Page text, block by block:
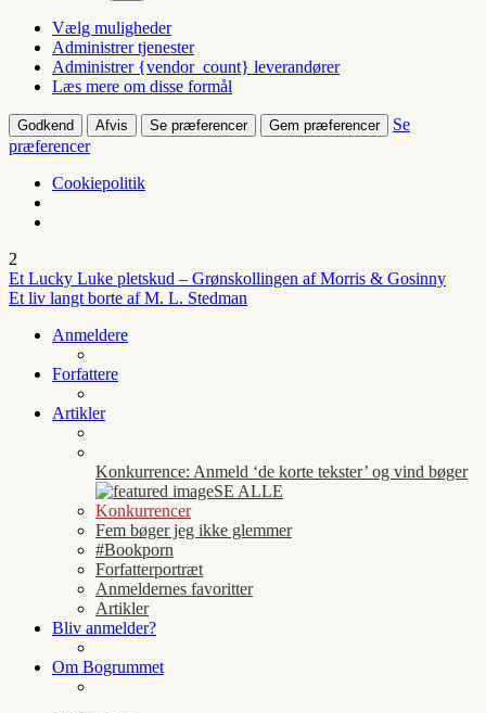
Vælg muligheder
Administrer tjenester
Administrer {vendor_count} leverandører
Læs mere om disse formål
Godkend Afvis Se præferencer Gem præferencer
Se
præferencer
Cookiepolitik
2
Et Lucky Luke pletskud – Grønskollingen af Morris & Gosinny
Et liv langt borte af M. L. Stedman
Anmeldere
Forfattere
Artikler
Konkurrence: Anmeld ‘de korte tekster’ og vind bøger
SE ALLE
Konkurrencer
Fem bøger jeg ikke glemmer
#Bookporn
Forfatterportræt
Anmeldernes favoritter
Artikler
Bliv anmelder?
Om Bogrummet